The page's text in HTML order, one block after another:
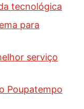
tecnológica
para
serviço
Poupatempo